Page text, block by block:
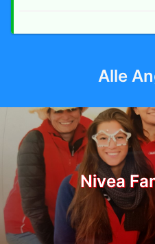
Alle
Nivea